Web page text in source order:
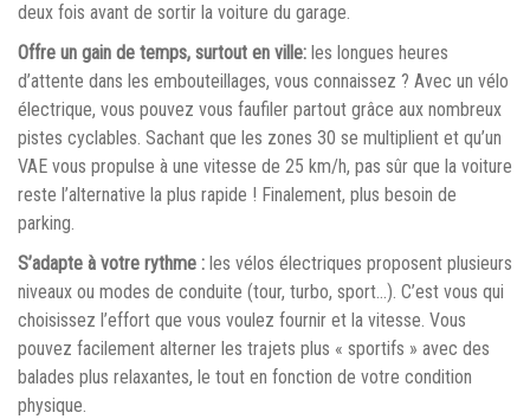
deux fois avant de sortir la voiture du garage.
Offre un gain de temps, surtout en ville: les longues heures
d’attente dans les embouteillages, vous connaissez ? Avec un vélo
électrique, vous pouvez vous faufiler partout grâce aux nombreux
pistes cyclables. Sachant que les zones 30 se multiplient et qu’un
VAE vous propulse à une vitesse de 25 km/h, pas sûr que la voiture
reste l’alternative la plus rapide ! Finalement, plus besoin de
parking.
S’adapte à votre rythme : les vélos électriques proposent plusieurs
niveaux ou modes de conduite (tour, turbo, sport…). C’est vous qui
choisissez l’effort que vous voulez fournir et la vitesse. Vous
pouvez facilement alterner les trajets plus « sportifs » avec des
balades plus relaxantes, le tout en fonction de votre condition
physique.